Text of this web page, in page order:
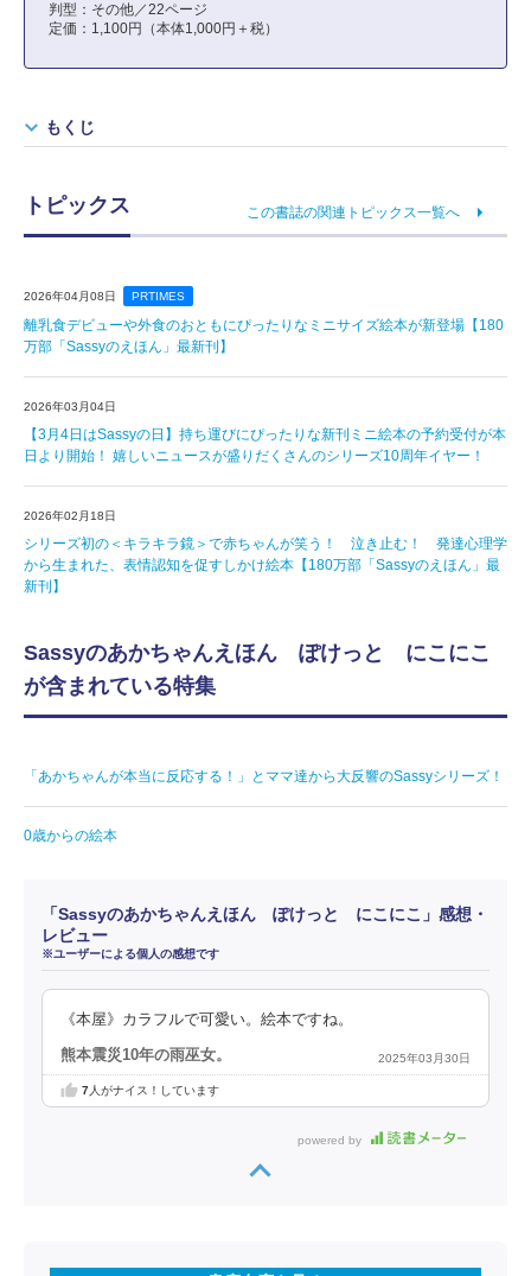
判型：その他／22ページ
定価：1,100円（本体1,000円＋税）
もくじ
トピックス この書誌の関連トピックス一覧へ
2026年04月08日 PRTIMES
離乳食デビューや外食のおともにぴったりなミニサイズ絵本が新登場【180
万部「Sassyのえほん」最新刊】
2026年03月04日
【3月4日はSassyの日】持ち運びにぴったりな新刊ミニ絵本の予約受付が本
日より開始！ 嬉しいニュースが盛りだくさんのシリーズ10周年イヤー！
2026年02月18日
シリーズ初の＜キラキラ鏡＞で赤ちゃんが笑う！ 泣き止む！ 発達心理学
から生まれた、表情認知を促すしかけ絵本【180万部「Sassyのえほん」最
新刊】
Sassyのあかちゃんえほん ぽけっと にこにこ
が含まれている特集
「あかちゃんが本当に反応する！」とママ達から大反響のSassyシリーズ！
0歳からの絵本
「Sassyのあかちゃんえほん ぽけっと にこにこ」感想・
レビュー
※ユーザーによる個人の感想です
《本屋》カラフルで可愛い。絵本ですね。
熊本震災10年の雨巫女。 2025年03月30日
7人がナイス！しています
powered by